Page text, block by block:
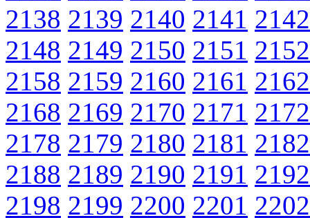
2138 2139 2140 2141 2142
2148 2149 2150 2151 2152
2158 2159 2160 2161 2162
2168 2169 2170 2171 2172
2178 2179 2180 2181 2182
2188 2189 2190 2191 2192
2198 2199 2200 2201 2202